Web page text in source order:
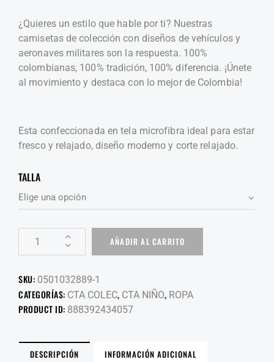
¿Quieres un estilo que hable por ti? Nuestras
camisetas de colección con diseños de vehículos y
aeronaves militares son la respuesta. 100%
colombianas, 100% tradición, 100% diferencia. ¡Únete
al movimiento y destaca con lo mejor de Colombia!
Esta confeccionada en tela microfibra ideal para estar
fresco y relajado, diseño moderno y corte relajado.
TALLA
AÑADIR AL CARRITO
SKU: 0501032889-1
CATEGORÍAS: CTA COLEC, CTA NIÑO, ROPA
PRODUCT ID: 888392434057
DESCRIPCIÓN INFORMACIÓN ADICIONAL